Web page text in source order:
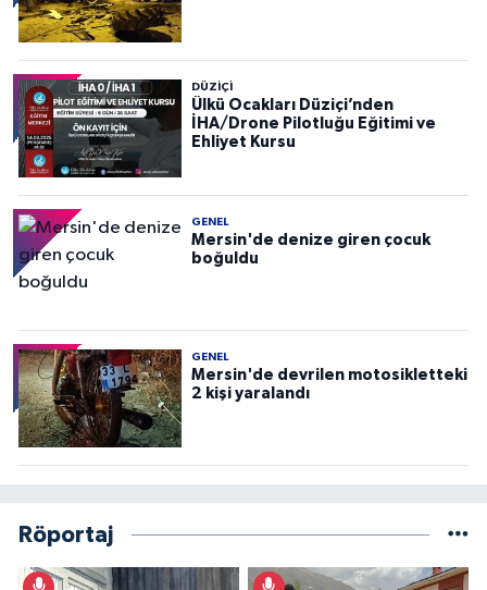
DÜZIÇI
Ülkü Ocakları Düziçi’nden
İHA/Drone Pilotluğu Eğitimi ve
Ehliyet Kursu
GENEL
Mersin'de denize giren çocuk
boğuldu
GENEL
Mersin'de devrilen motosikletteki
2 kişi yaralandı
Röportaj